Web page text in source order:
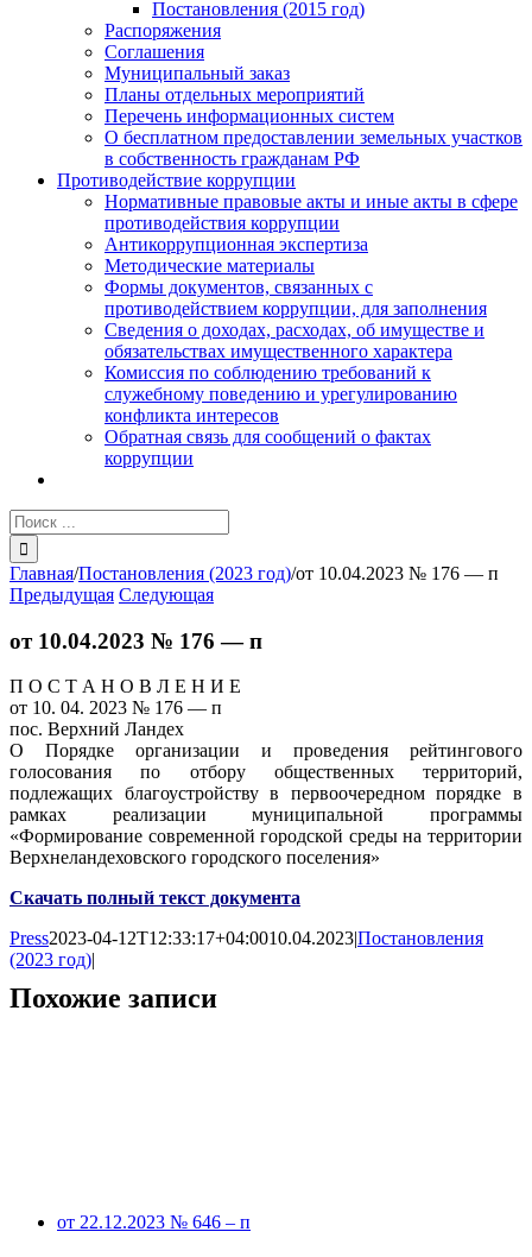
Постановления (2015 год)
Распоряжения
Соглашения
Муниципальный заказ
Планы отдельных мероприятий
Перечень информационных систем
О бесплатном предоставлении земельных участков
в собственность гражданам РФ
Противодействие коррупции
Нормативные правовые акты и иные акты в сфере
противодействия коррупции
Антикоррупционная экспертиза
Методические материалы
Формы документов, связанных с
противодействием коррупции, для заполнения
Сведения о доходах, расходах, об имуществе и
обязательствах имущественного характера
Комиссия по соблюдению требований к
служебному поведению и урегулированию
конфликта интересов
Обратная связь для сообщений о фактах
коррупции
Результат
поиска:
Главная/Постановления (2023 год)/от 10.04.2023 № 176 — п
Предыдущая Следующая
от 10.04.2023 № 176 — п
П О С Т А Н О В Л Е Н И Е
от 10. 04. 2023 № 176 — п
пос. Верхний Ландех
О Порядке организации и проведения рейтингового
голосования по отбору общественных территорий,
подлежащих благоустройству в первоочередном порядке в
рамках реализации муниципальной программы
«Формирование современной городской среды на территории
Верхнеландеховского городского поселения»
Скачать полный текст документа
Press2023-04-12T12:33:17+04:0010.04.2023|Постановления
(2023 год)|
Похожие записи
от 22.12.2023 № 646 – п